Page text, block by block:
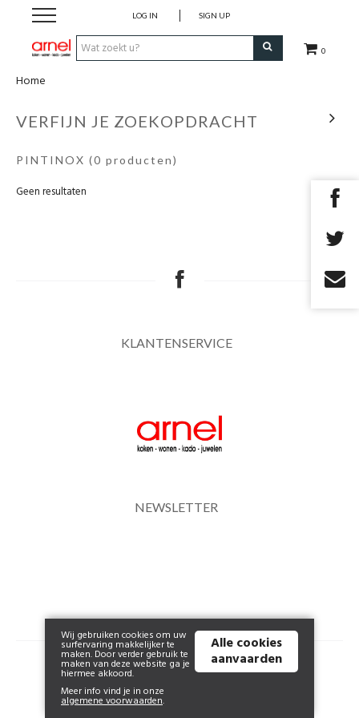
0
LOG IN SIGN UP
Koken
Tafel
Home
VERFIJN JE ZOEKOPDRACHT
PINTINOX (0 producten)
Geen resultaten
KLANTENSERVICE
NEWSLETTER
© 2026 www.arnel.be | Powered byTilroy.
Wij gebruiken cookies om uw
surfervaring makkelijker te
maken. Door verder gebruik te
maken van deze website ga je
hiermee akkoord.
Meer info vind je in onze
algemene voorwaarden.
Alle cookies
aanvaarden